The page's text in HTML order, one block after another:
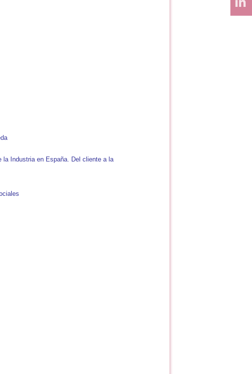
Industria en España. Del cliente a la